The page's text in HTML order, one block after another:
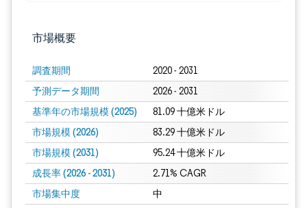
市場概要
調査期間 2020 - 2031
予測データ期間 2026 - 2031
基準年の市場規模 (2025) 81.09 十億米ドル
市場規模 (2026) 83.29 十億米ドル
市場規模 (2031) 95.24 十億米ドル
成長率 (2026 - 2031) 2.71% CAGR
市場集中度 中